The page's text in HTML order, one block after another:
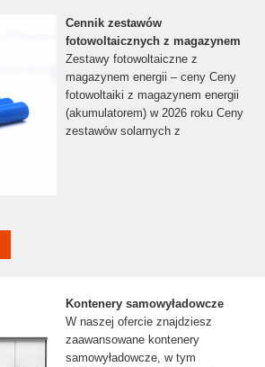
Cennik zestawów
fotowoltaicznych z magazynem
Zestawy fotowoltaiczne z
magazynem energii – ceny Ceny
fotowoltaiki z magazynem energii
(akumulatorem) w 2026 roku Ceny
zestawów solarnych z
Kontenery samowyładowcze
W naszej ofercie znajdziesz
zaawansowane kontenery
samowyładowcze, w tym